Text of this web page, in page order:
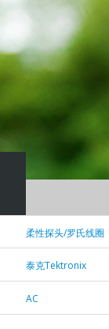
柔性探头/罗氏线圈
功率放大器
泰克Tektronix
AC
100A